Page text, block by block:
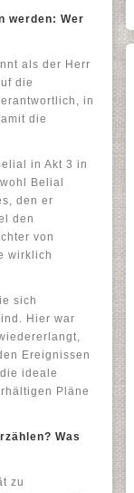
werden: Wer
als der Herr
die
in
die
in Akt 3 in
Belial
den er
den
von
wirklich
sich
Hier war
Ereignissen
ideale
Pläne
Was
zu